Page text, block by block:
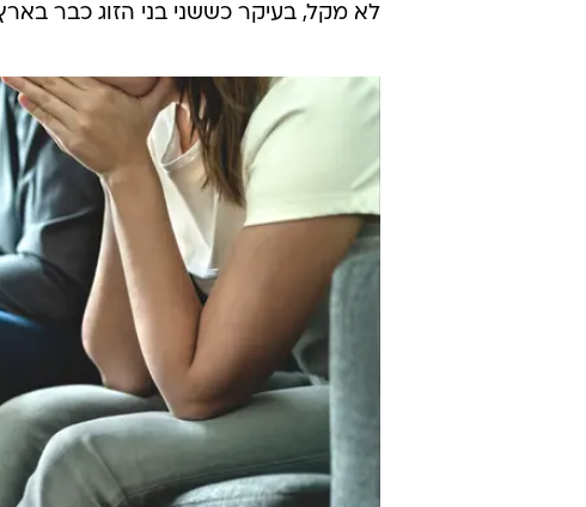
לא מקל, בעיקר כששני בני הזוג כבר